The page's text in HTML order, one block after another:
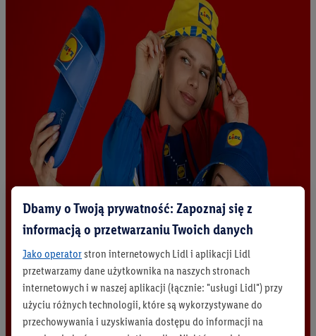
Dbamy o Twoją prywatność: Zapoznaj się z
informacją o przetwarzaniu Twoich danych
Jako operatorstron internetowych Lidl i aplikacji Lidl
przetwarzamy dane użytkownika na naszych stronach
internetowych i w naszej aplikacji (łącznie: "usługi Lidl") przy
użyciu różnych technologii, które są wykorzystywane do
przechowywania i uzyskiwania dostępu do informacji na